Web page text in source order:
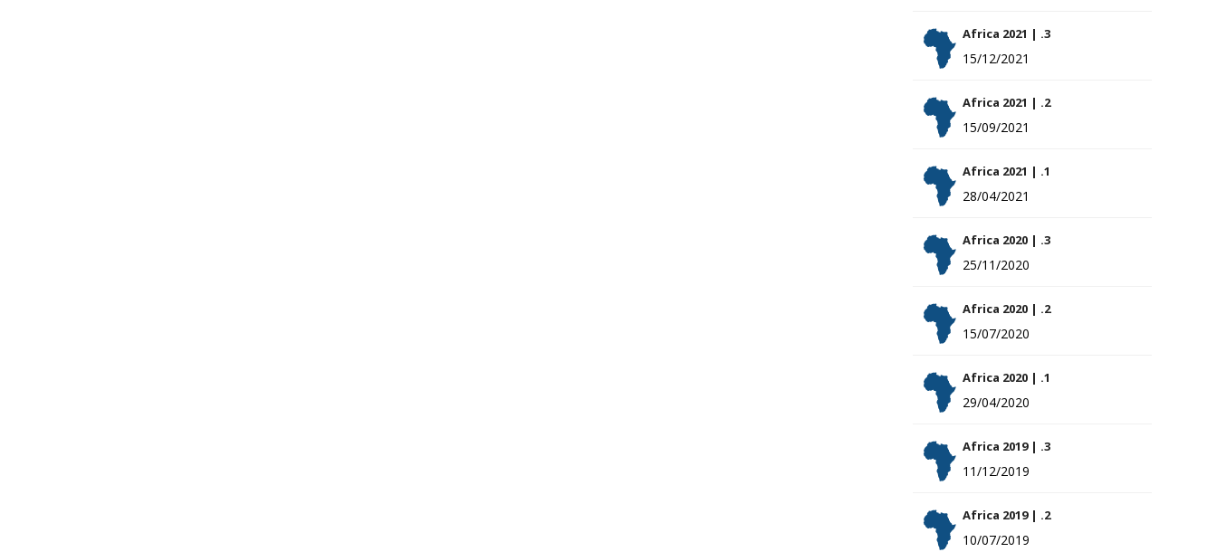
Africa 2021 | .3
15/12/2021
Africa 2021 | .2
15/09/2021
Africa 2021 | .1
28/04/2021
Africa 2020 | .3
25/11/2020
Africa 2020 | .2
15/07/2020
Africa 2020 | .1
29/04/2020
Africa 2019 | .3
11/12/2019
Africa 2019 | .2
10/07/2019